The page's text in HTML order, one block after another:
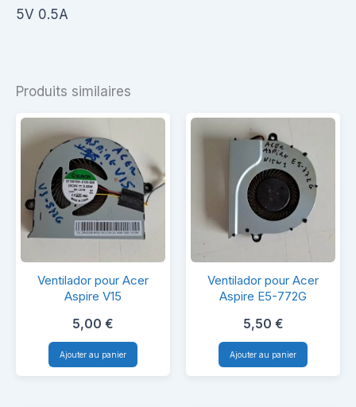
5V 0.5A
Produits similaires
Ventilador
pour
Acer
Aspire
V15
Ventilador pour Acer
Aspire V15
5,00 €
Ajouter au panier
Ventilador
pour
Acer
Aspire
E5-
Ventilador pour Acer
Aspire E5-772G
5,50 €
Ajouter au panier